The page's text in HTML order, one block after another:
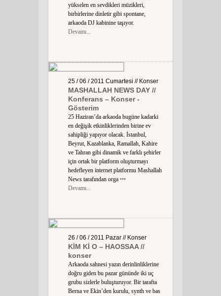
yükselen en sevdikleri müzikleri,
birbirlerine dinletir gibi spontane,
arkaoda DJ kabinine taşıyor.
Devamı...
25 / 06 / 2011 Cumartesi // Konser
MASHALLAH NEWS DAY //
Konferans – Konser -
Gösterim
25 Haziran’da arkaoda bugüne kadarki
en değişik etkinliklerinden birine ev
sahipliği yapıyor olacak. İstanbul,
Beyrut, Kazablanka, Ramallah, Kahire
ve Tahran gibi dinamik ve farklı şehirler
için ortak bir platform oluşturmayı
hedefleyen internet platformu Mashallah
News tarafından orga •••
Devamı...
26 / 06 / 2011 Pazar // Konser
KİM Kİ O – HAOSSAA //
konser
Arkaoda sahnesi yazın derinlinliklerine
doğru giden bu pazar gününde iki uç
grubu sizlerle buluşturuyor. Bir tarafta
Berna ve Ekin’den kurulu, synth ve bas